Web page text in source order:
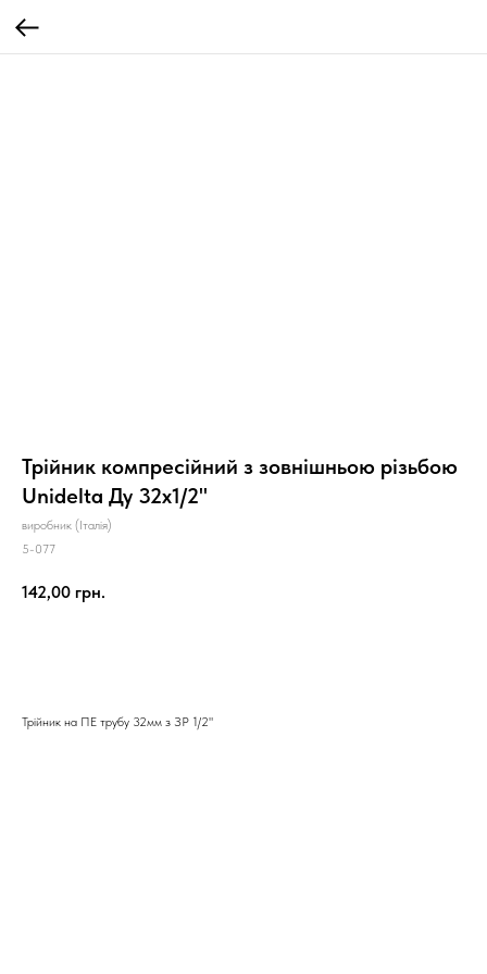
Трійник компресійний з зовнішньою різьбою
Unidelta Ду 32x1/2"
виробник (Італія)
5-077
142,00 грн.
Трійник на ПЕ трубу 32мм з ЗР 1/2"